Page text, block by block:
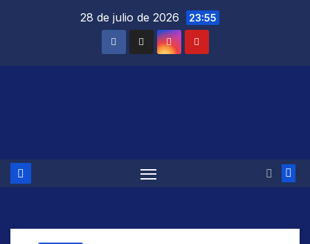
28 de julio de 2026 23:55